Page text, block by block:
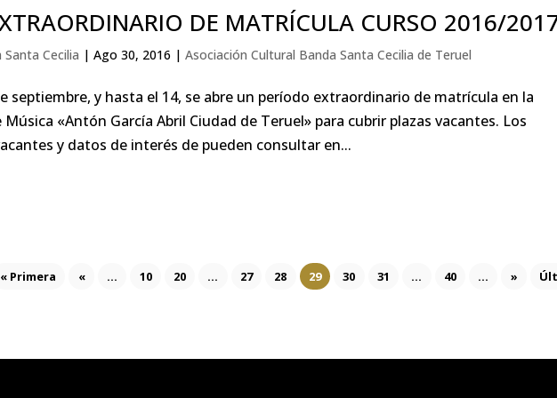
DE MATRÍCULA CURSO 2016/
Cecilia |Ago 30, 2016 |Asociación Cultural Banda Santa Cecilia de Teruel
septiembre, y hasta el 14, se abre un período extraordinario de matrícula en la
Música «Antón García Abril Ciudad de Teruel» para cubrir plazas vacantes. Los
y datos de interés de pueden consultar en...
« Primera « ... 10 20 ... 27 28 29 30 31 ... 40 ... »